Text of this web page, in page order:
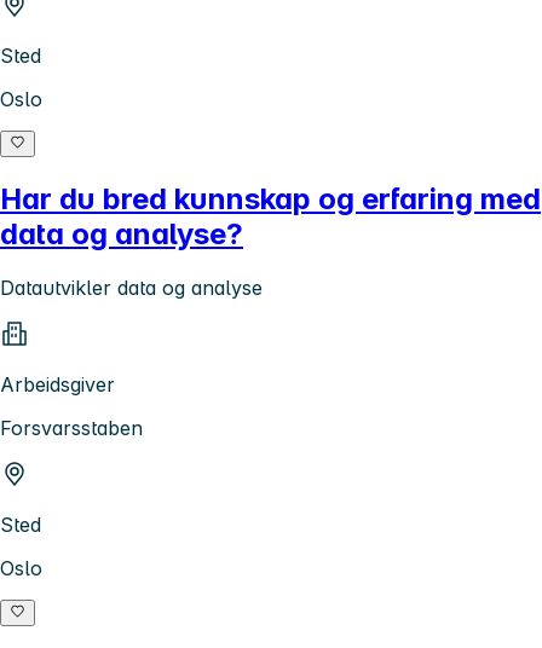
Sted
Oslo
Har du bred kunnskap og erfaring med
data og analyse?
Datautvikler data og analyse
Arbeidsgiver
Forsvarsstaben
Sted
Oslo